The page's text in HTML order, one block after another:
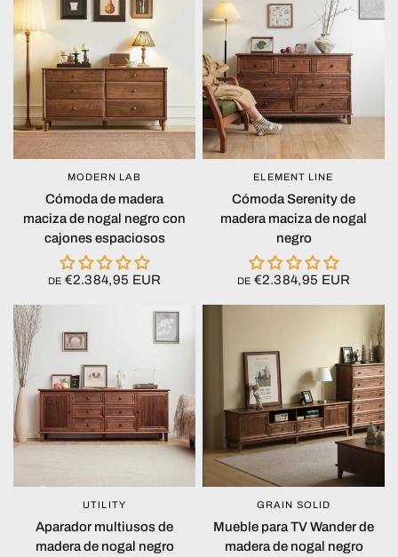
VISTA RÁPIDA
MODERN LAB
Cómoda de madera
maciza de nogal negro con
cajones espaciosos
DE €2.384,95 EUR
VISTA RÁPIDA
ELEMENT LINE
Cómoda Serenity de
madera maciza de nogal
negro
DE €2.384,95 EUR
VISTA RÁPIDA
UTILITY
Aparador multiusos de
madera de nogal negro
VISTA RÁPIDA
GRAIN SOLID
Mueble para TV Wander de
madera de nogal negro